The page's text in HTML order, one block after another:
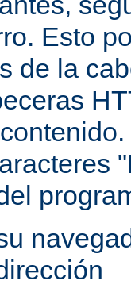
Esto
de la